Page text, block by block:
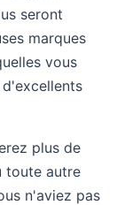
seront
marques
vous
plus de
toute autre
n'aviez pas